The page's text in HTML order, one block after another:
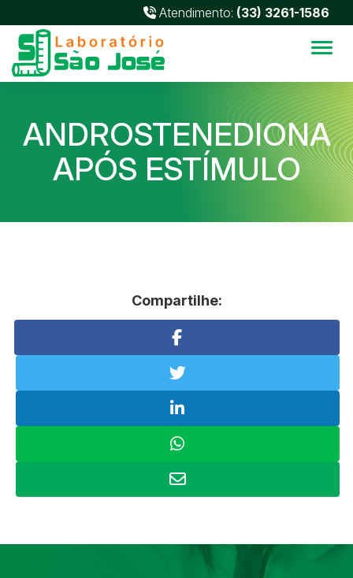
Atendimento: (33) 3261-1586
ANDROSTENEDIONA
APÓS ESTÍMULO
Compartilhe: